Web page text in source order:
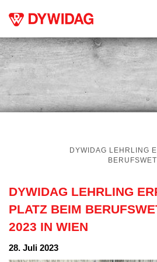
DYWIDAG LEHRLING
DYWIDAG LEHRLING
PLATZ BEIM
2023 IN WIEN
28. Juli 2023